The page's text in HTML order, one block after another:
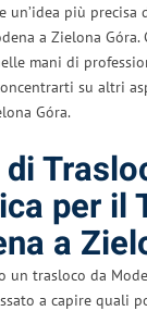
un’idea più
a Zielona Góra.
mani di
su altri
Góra.
per il
a
un trasloco da
a capire quali